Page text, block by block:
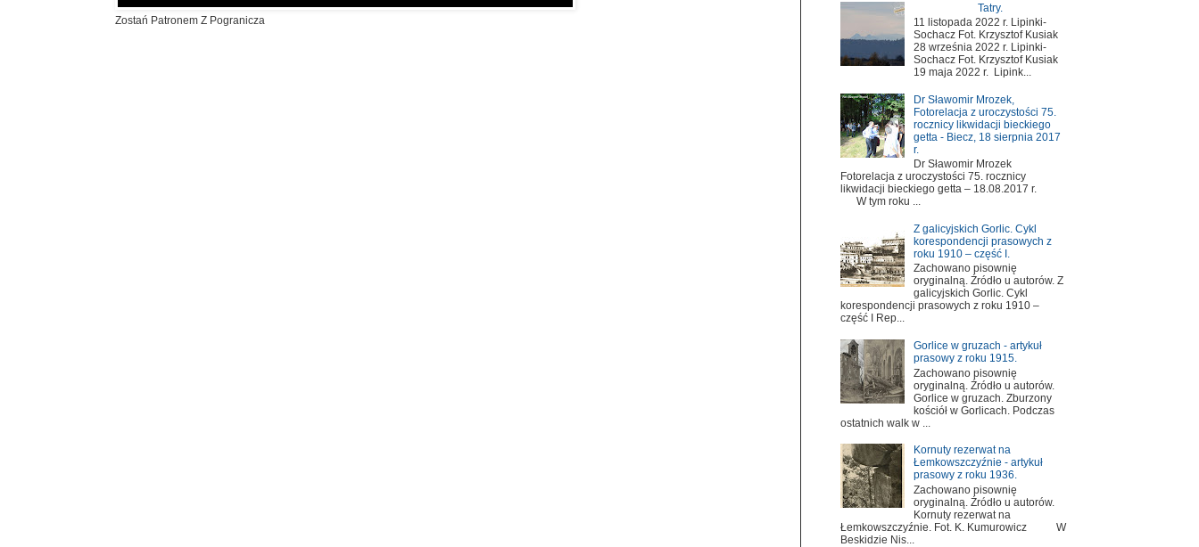
Zostań Patronem Z Pogranicza
Tatry.
11 listopada 2022 r. Lipinki-
Sochacz Fot. Krzysztof Kusiak
28 września 2022 r. Lipinki-
Sochacz Fot. Krzysztof Kusiak
19 maja 2022 r. Lipink...
Dr Sławomir Mrozek,
Fotorelacja z uroczystości 75.
rocznicy likwidacji bieckiego
getta - Biecz, 18 sierpnia 2017
r.
Dr Sławomir Mrozek
Fotorelacja z uroczystości 75. rocznicy
likwidacji bieckiego getta – 18.08.2017 r.
W tym roku ...
Z galicyjskich Gorlic. Cykl
korespondencji prasowych z
roku 1910 – część I.
Zachowano pisownię
oryginalną. Źródło u autorów. Z
galicyjskich Gorlic. Cykl
korespondencji prasowych z roku 1910 –
część I Rep...
Gorlice w gruzach - artykuł
prasowy z roku 1915.
Zachowano pisownię
oryginalną. Źródło u autorów.
Gorlice w gruzach. Zburzony
kościół w Gorlicach. Podczas
ostatnich walk w ...
Kornuty rezerwat na
Łemkowszczyźnie - artykuł
prasowy z roku 1936.
Zachowano pisownię
oryginalną. Źródło u autorów.
Kornuty rezerwat na
Łemkowszczyźnie. Fot. K. Kumurowicz W
Beskidzie Nis...